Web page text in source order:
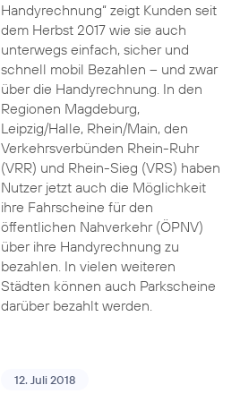
Handyrechnung“ zeigt Kunden seit
dem Herbst 2017 wie sie auch
unterwegs einfach, sicher und
schnell mobil Bezahlen – und zwar
über die Handyrechnung. In den
Regionen Magdeburg,
Leipzig/Halle, Rhein/Main, den
Verkehrsverbünden Rhein-Ruhr
(VRR) und Rhein-Sieg (VRS) haben
Nutzer jetzt auch die Möglichkeit
ihre Fahrscheine für den
öffentlichen Nahverkehr (ÖPNV)
über ihre Handyrechnung zu
bezahlen. In vielen weiteren
Städten können auch Parkscheine
darüber bezahlt werden.
12. Juli 2018